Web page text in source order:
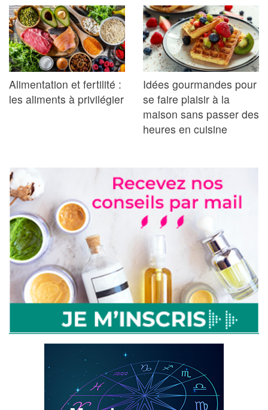
Alimentation et fertilité :
les aliments à privilégier
Idées gourmandes pour
se faire plaisir à la
maison sans passer des
heures en cuisine